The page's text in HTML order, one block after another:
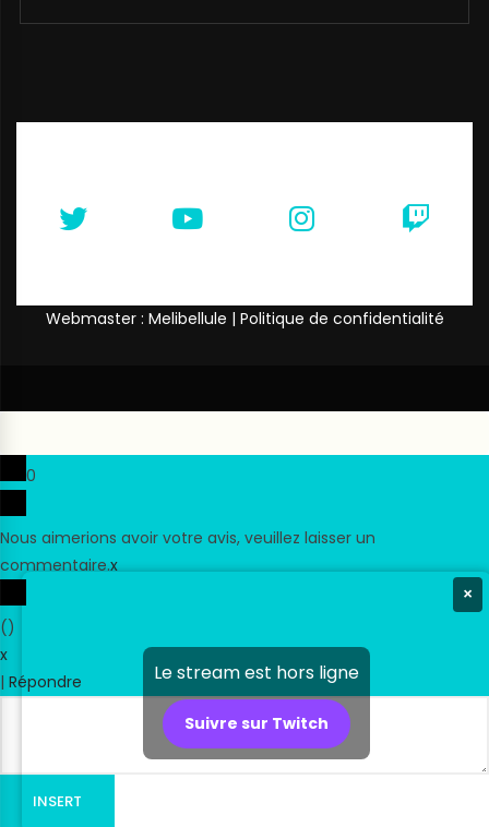
×
Le stream est hors ligne
Suivre sur Twitch
Webmaster : Melibellule | Politique de confidentialité
0
Nous aimerions avoir votre avis, veuillez laisser un
commentaire.x
()
x
| Répondre
INSERT